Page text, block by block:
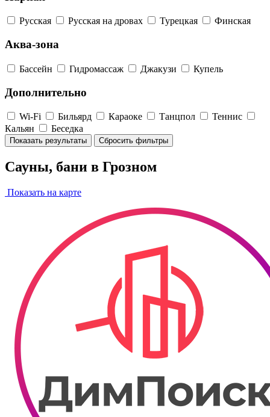
Русская Русская на дровах Турецкая Финская
Аква-зона
Бассейн Гидромассаж Джакузи Купель
Дополнительно
Wi-Fi Бильярд Караоке Танцпол
Теннис
Кальян
Беседка
Показать результаты Сбросить фильтры
Сауны, бани в Грозном
Показать на карте